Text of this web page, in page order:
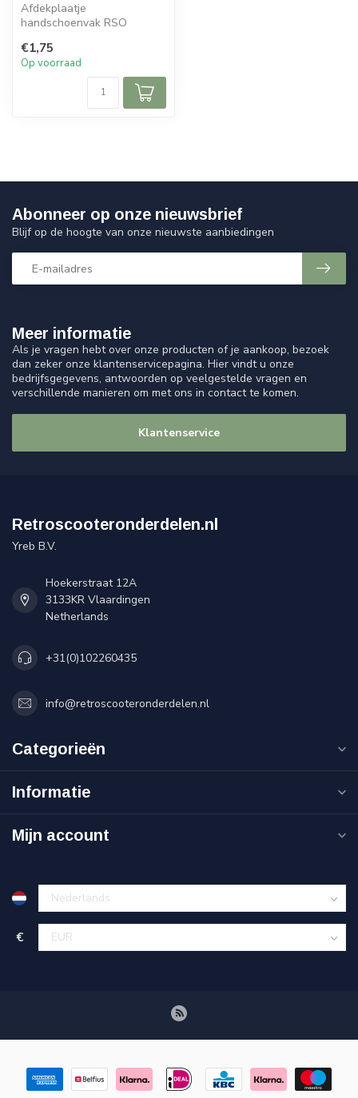
Afdekplaatje
handschoenvak RSO
€1,75
Op voorraad
Meer informatie
Als je vragen hebt over onze producten of je aankoop, bezoek
dan zeker onze klantenservicepagina. Hier vindt u onze
bedrijfsgegevens, antwoorden op veelgestelde vragen en
verschillende manieren om met ons in contact te komen.
Klantenservice
Abonneer op onze nieuwsbrief
Blijf op de hoogte van onze nieuwste aanbiedingen
Retroscooteronderdelen.nl
Yreb B.V.
Hoekerstraat 12A
3133KR Vlaardingen
Netherlands
+31(0)102260435
info@retroscooteronderdelen.nl
Categorieën
Informatie
Mijn account
€